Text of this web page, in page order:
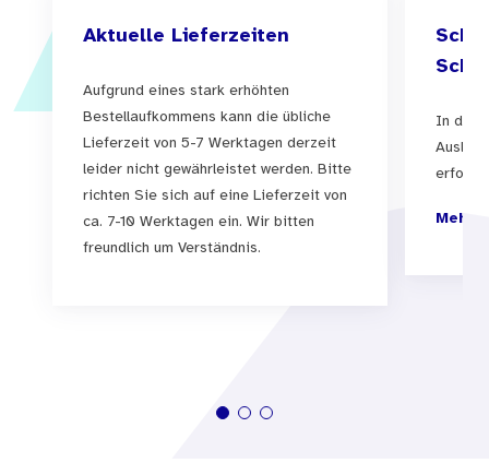
Aktuelle Lieferzeiten
Aufgrund eines stark erhöhten
Bestellaufkommens kann die übliche
Lieferzeit von 5-7 Werktagen derzeit
leider nicht gewährleistet werden. Bitte
richten Sie sich auf eine Lieferzeit von
ca. 7-10 Werktagen ein. Wir bitten
freundlich um Verständnis.
In der
Mehr